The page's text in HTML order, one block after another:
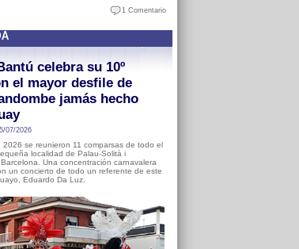
1 Comentario
celebra su 10º
el mayor desfile de
jamás hecho
07/2026
se reunieron 11 comparsas de todo el
localidad de Palau-Solità i
Una concentración carnavalera
un concierto de todo un referente de este
Eduardo Da Luz.